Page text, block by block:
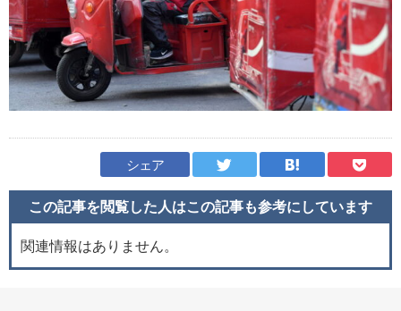
シェア
この記事を閲覧した人はこの記事も参考にしています
関連情報はありません。